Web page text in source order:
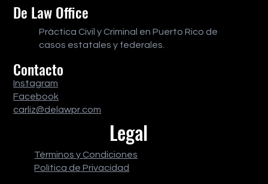
De Law Office
Práctica Civil y Criminal en Puerto Rico de
casos estatales y federales.
Contacto
Instagram
Facebook
carliz@delawpr.com
Legal
Términos y Condiciones
Política de Privacidad